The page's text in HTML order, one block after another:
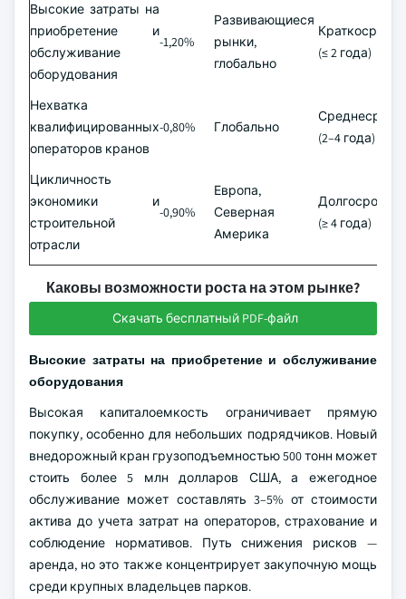
Высокие затраты на
приобретение и
обслуживание
оборудования
-1,20%
Развивающиеся
рынки,
глобально
(≤ 2 года)
Нехватка
квалифицированных
операторов кранов
-0,80% Глобально
(2–4 года)
Цикличность
экономики и
строительной
отрасли
-0,90%
Европа,
Северная
Америка
(≥ 4 года)
Каковы возможности роста на этом рынке?
Скачать бесплатный PDF-файл
Высокие затраты на приобретение и обслуживание
оборудования
Высокая капиталоемкость ограничивает прямую
покупку, особенно для небольших подрядчиков. Новый
внедорожный кран грузоподъемностью 500 тонн может
стоить более 5 млн долларов США, а ежегодное
обслуживание может составлять 3–5% от стоимости
актива до учета затрат на операторов, страхование и
соблюдение нормативов. Путь снижения рисков —
аренда, но это также концентрирует закупочную мощь
среди крупных владельцев парков.